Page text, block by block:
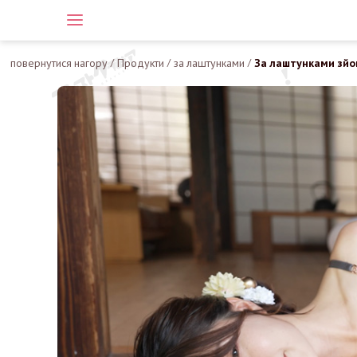
повернутися нагору/Продукти /за лаштунками /За лаштунками